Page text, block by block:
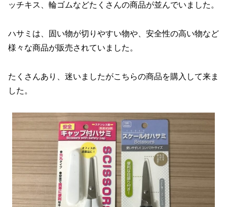
ッチキス、輪ゴムなどたくさんの商品が並んでいました。
ハサミは、固い物が切りやすい物や、安全性の高い物など
様々な商品が販売されていました。
たくさんあり、迷いましたがこちらの商品を購入して来ま
した。